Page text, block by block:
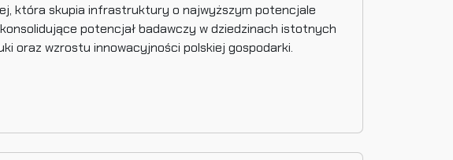
która skupia infrastruktury o najwyższym potencjale
potencjał badawczy w dziedzinach istotnych
oraz wzrostu innowacyjności polskiej gospodarki.